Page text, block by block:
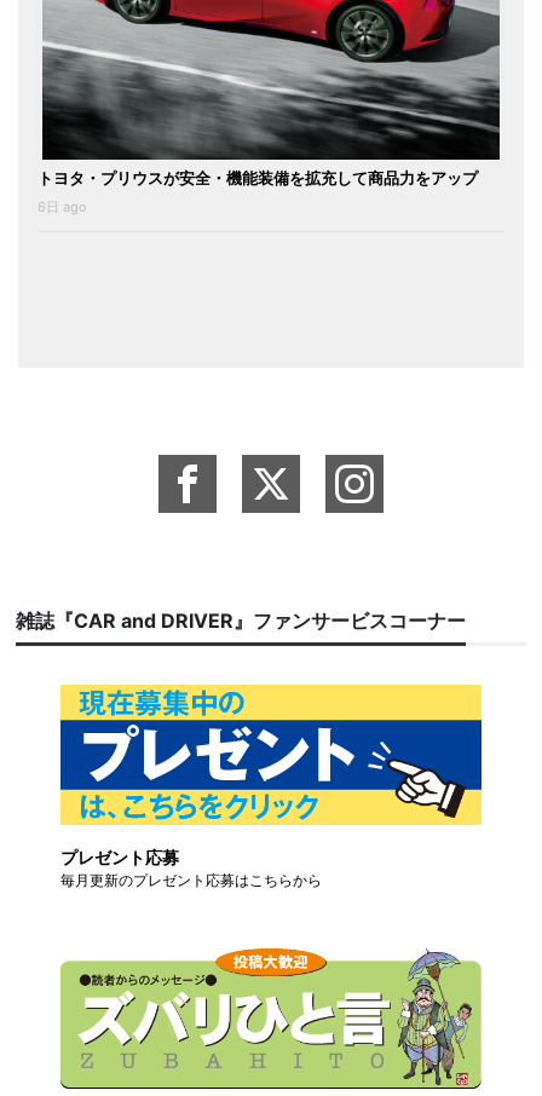
トヨタ・プリウスが安全・機能装備を拡充して商品力をアップ
6日 ago
雑誌『CAR and DRIVER』ファンサービスコーナー
プレゼント応募
毎月更新のプレゼント応募はこちらから